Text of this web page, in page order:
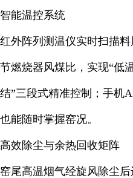
智能温控系统
红外阵列测温仪实时扫描
节燃烧器风煤比，实现“
结”三段式精准控制；手机
也能随时掌握窑况。
高效除尘与余热回收矩阵
窑尾高温烟气经旋风除尘